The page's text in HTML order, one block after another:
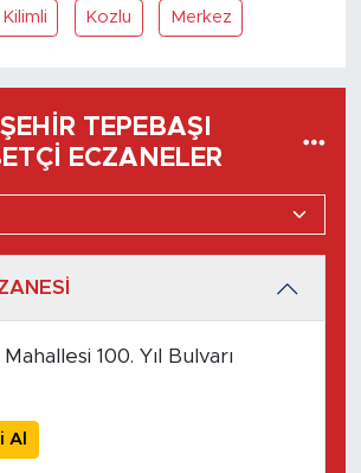
Kilimli Kozlu Merkez
TEPEBAŞI
ECZANELER
100. Yıl Bulvarı
Al